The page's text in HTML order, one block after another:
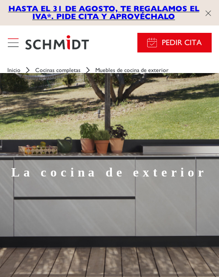
HASTA EL 31 DE AGOSTO, TE REGALAMOS EL
IVA*. PIDE CITA Y APROVÉCHALO
PEDIR CITA
Inicio Cocinas completas Muebles de cocina de exterior
La cocina de exterior